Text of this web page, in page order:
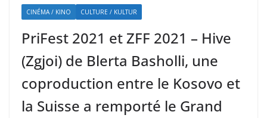
CINÉMA / KINO CULTURE / KULTUR
PriFest 2021 et ZFF 2021 – Hive
(Zgjoi) de Blerta Basholli, une
coproduction entre le Kosovo et
la Suisse a remporté le Grand